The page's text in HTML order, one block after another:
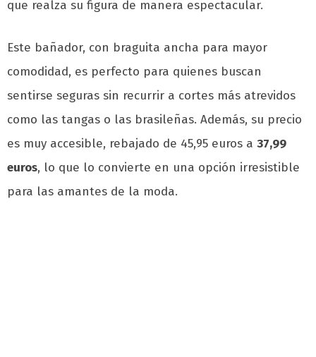
que realza su figura de manera espectacular.
Este bañador, con braguita ancha para mayor
comodidad, es perfecto para quienes buscan
sentirse seguras sin recurrir a cortes más atrevidos
como las tangas o las brasileñas. Además, su precio
es muy accesible, rebajado de 45,95 euros a 37,99
euros, lo que lo convierte en una opción irresistible
para las amantes de la moda.